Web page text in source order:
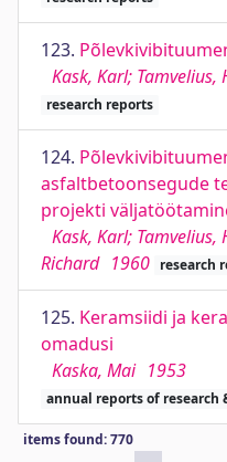
123.
Kask, Karl; Tamvelius,
research reports
124.
asfaltbetoonsegude
projekti
Kask, Karl; Tamvelius,
Richard 1960 research
125. Keramsiidi ja
omadusi
Kaska, Mai 1953
annual reports of
items found: 770